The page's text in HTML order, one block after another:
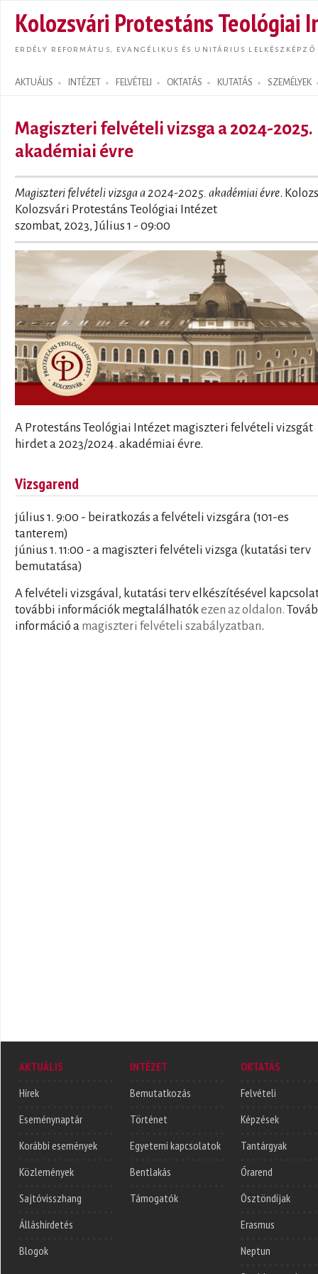
Kolozsvári Protestáns Teológiai
ERDÉLY REFORMÁTUS, EVANGÉLIKUS ÉS UNITÁRIUS LELKÉSZKÉPZŐ
AKTUÁLIS INTÉZET FELVÉTELI OKTATÁS KUTATÁS SZEMÉLYEK
Search form
Magiszteri felvételi vizsga a 2024-2025.
akadémiai évre
Magiszteri felvételi vizsga a 2024-2025. akadémiai évre.
Kolozsvári Protestáns Teológiai Intézet
szombat, 2023, Július 1 - 09:00
A Protestáns Teológiai Intézet magiszteri felvételi vizsgát
hirdet a 2023/2024. akadémiai évre.
Vizsgarend
július 1. 9:00 - beiratkozás a felvételi vizsgára (101-es
tanterem)
június 1. 11:00 - a magiszteri felvételi vizsga (kutatási terv
bemutatása)
A felvételi vizsgával, kutatási terv elkészítésével
további információk megtalálhatókezen az oldalon.
információ a magiszteri felvételi szabályzatban.
AKTUÁLIS
Hírek
Eseménynaptár
Korábbi események
Közlemények
Sajtóvisszhang
Álláshirdetés
Blogok
INTÉZET
Bemutatkozás
Történet
Egyetemi kapcsolatok
Bentlakás
Támogatók
OKTATÁS
Felvételi
Képzések
Tantárgyak
Órarend
Ösztöndíjak
Erasmus
Neptun